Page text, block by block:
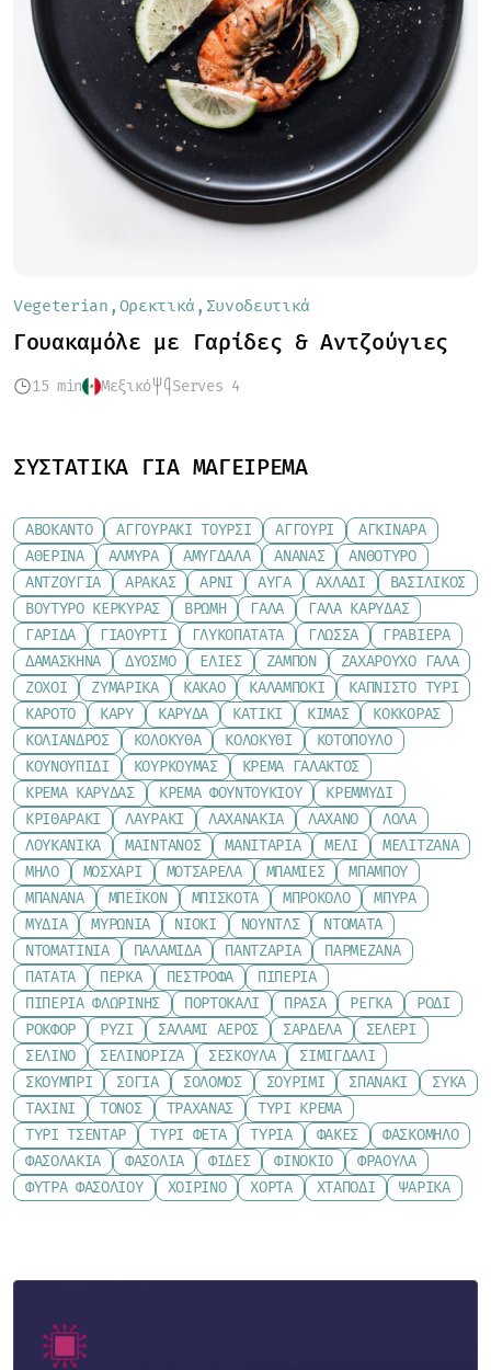
Vegeterian Ορεκτικά Συνοδευτικά
Γουακαμόλε με Γαρίδες & Αντζούγιες
15 min Μεξικό Serves 4
ΣΥΣΤΑΤΙΚΆ ΓΙΑ ΜΑΓΕΊΡΕΜΑ
ΑΒΟΚΆΝΤΟ ΑΓΓΟΥΡΆΚΙ ΤΟΥΡΣΊ ΑΓΓΟΎΡΙ
ΑΓΚΙΝΆΡΑ
ΑΘΕΡΊΝΑ
ΑΛΜΎΡΑ ΑΜΎΓΔΑΛΑ ΑΝΑΝΆΣ
ΑΝΘΌΤΥΡΟ
ΑΝΤΖΟΎΓΙΑ
ΑΡΑΚΆΣ ΑΡΝΊ ΑΥΓΆ ΑΧΛΆΔΙ
ΒΑΣΙΛΙΚΌΣ
ΒΟΎΤΥΡΟ ΚΕΡΚΎΡΑΣ
ΒΡΏΜΗ ΓΆΛΑ
ΓΆΛΑ ΚΑΡΎΔΑΣ
ΓΑΡΊΔΑ
ΓΙΑΟΎΡΤΙ ΓΛΥΚΟΠΑΤΆΤΑ ΓΛΏΣΣΑ
ΓΡΑΒΙΈΡΑ
ΔΑΜΆΣΚΗΝΑ
ΔΥΌΣΜΟ ΕΛΙΈΣ ΖΑΜΠΌΝ
ΖΑΧΑΡΟΎΧΟ ΓΆΛΑ
ΖΟΧΟΊ
ΖΥΜΑΡΙΚΆ ΚΑΚΆΟ ΚΑΛΑΜΠΌΚΙ
ΚΑΠΝΙΣΤΌ ΤΥΡΊ
ΚΑΡΌΤΟ
ΚΆΡΥ ΚΑΡΎΔΑ ΚΑΤΊΚΙ ΚΙΜΆΣ
ΚΌΚΚΟΡΑΣ
ΚΌΛΙΑΝΔΡΟΣ
ΚΟΛΟΚΎΘΑ ΚΟΛΟΚΎΘΙ
ΚΟΤΌΠΟΥΛΟ
ΚΟΥΝΟΥΠΊΔΙ
ΚΟΥΡΚΟΥΜΆΣ
ΚΡΈΜΑ ΓΆΛΑΚΤΟΣ
ΚΡΈΜΑ ΚΑΡΎΔΑΣ
ΚΡΈΜΑ ΦΟΥΝΤΟΥΚΙΟΎ
ΚΡΕΜΜΎΔΙ
ΚΡΙΘΑΡΆΚΙ
ΛΑΥΡΆΚΙ ΛΑΧΑΝΆΚΙΑ ΛΆΧΑΝΟ
ΛΌΛΑ
ΛΟΥΚΆΝΙΚΑ
ΜΑΙΝΤΑΝΌΣ ΜΑΝΙΤΆΡΙΑ ΜΈΛΙ
ΜΕΛΙΤΖΆΝΑ
ΜΉΛΟ
ΜΟΣΧΆΡΙ ΜΟΤΣΑΡΈΛΑ ΜΠΆΜΙΕΣ
ΜΠΑΜΠΟΎ
ΜΠΑΝΆΝΑ
ΜΠΈΙΚΟΝ ΜΠΙΣΚΌΤΑ ΜΠΡΌΚΟΛΟ
ΜΠΎΡΑ
ΜΎΔΙΑ
ΜΥΡΏΝΙΑ ΝΙΌΚΙ ΝΟΎΝΤΛΣ
ΝΤΟΜΆΤΑ
ΝΤΟΜΑΤΊΝΙΑ
ΠΑΛΑΜΊΔΑ ΠΑΝΤΖΆΡΙΑ
ΠΑΡΜΕΖΆΝΑ
ΠΑΤΆΤΑ
ΠΈΡΚΑ ΠΈΣΤΡΟΦΑ
ΠΙΠΕΡΙΆ
ΠΙΠΕΡΙΆ ΦΛΩΡΊΝΗΣ
ΠΟΡΤΟΚΆΛΙ ΠΡΆΣΑ ΡΈΓΚΑ
ΡΌΔΙ
ΡΟΚΦΌΡ
ΡΎΖΙ ΣΑΛΆΜΙ ΑΈΡΟΣ ΣΑΡΔΈΛΑ
ΣΈΛΕΡΙ
ΣΈΛΙΝΟ
ΣΕΛΙΝΌΡΙΖΑ ΣΈΣΚΟΥΛΑ
ΣΙΜΙΓΔΆΛΙ
ΣΚΟΥΜΠΡΊ
ΣΌΓΙΑ ΣΟΛΟΜΌΣ ΣΟΥΡΊΜΙ ΣΠΑΝΆΚΙ
ΣΎΚΑ
ΤΑΧΊΝΙ
ΤΌΝΟΣ ΤΡΑΧΑΝΆΣ
ΤΥΡΊ ΚΡΈΜΑ
ΤΥΡΊ ΤΣΈΝΤΑΡ
ΤΥΡΊ ΦΈΤΑ ΤΥΡΙΆ ΦΑΚΈΣ
ΦΑΣΚΌΜΗΛΟ
ΦΑΣΟΛΆΚΙΑ
ΦΑΣΌΛΙΑ ΦΙΔΈΣ ΦΙΝΌΚΙΟ
ΦΡΆΟΥΛΑ
ΦΎΤΡΑ ΦΑΣΟΛΙΟΎ
ΧΟΙΡΙΝΌ ΧΌΡΤΑ ΧΤΑΠΌΔΙ ΨΑΡΙΚΆ